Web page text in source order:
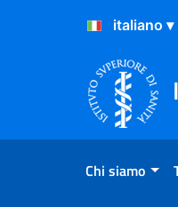
Salta al Contenuto
Salta al Footer
Chi siamo